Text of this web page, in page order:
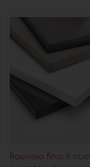
Rauvisio fino: il